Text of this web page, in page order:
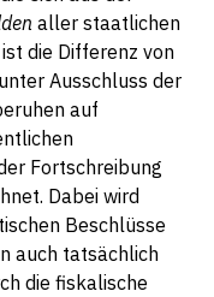
aller staatlichen
die Differenz von
Ausschluss der
auf
Fortschreibung
Dabei wird
Beschlüsse
auch tatsächlich
die fiskalische